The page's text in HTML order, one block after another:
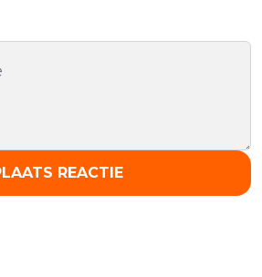
REACTIE